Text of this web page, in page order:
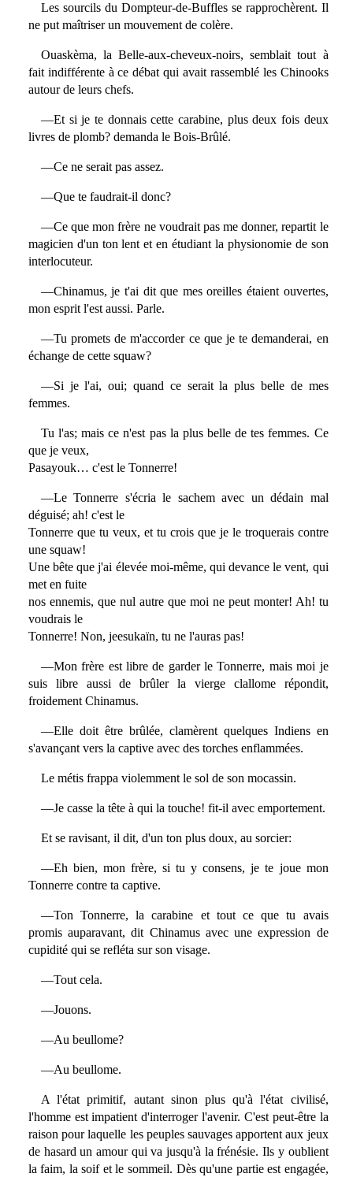
Les sourcils du Dompteur-de-Buffles se rapprochèrent. Il
ne put maîtriser un mouvement de colère.
Ouaskèma, la Belle-aux-cheveux-noirs, semblait tout à
fait indifférente à ce débat qui avait rassemblé les Chinooks
autour de leurs chefs.
—Et si je te donnais cette carabine, plus deux fois deux
livres de plomb? demanda le Bois-Brûlé.
—Ce ne serait pas assez.
—Que te faudrait-il donc?
—Ce que mon frère ne voudrait pas me donner, repartit le
magicien d'un ton lent et en étudiant la physionomie de son
interlocuteur.
—Chinamus, je t'ai dit que mes oreilles étaient ouvertes,
mon esprit l'est aussi. Parle.
—Tu promets de m'accorder ce que je te demanderai, en
échange de cette squaw?
—Si je l'ai, oui; quand ce serait la plus belle de mes
femmes.
Tu l'as; mais ce n'est pas la plus belle de tes femmes. Ce
que je veux,
Pasayouk… c'est le Tonnerre!
—Le Tonnerre s'écria le sachem avec un dédain mal
déguisé; ah! c'est le
Tonnerre que tu veux, et tu crois que je le troquerais contre
une squaw!
Une bête que j'ai élevée moi-même, qui devance le vent, qui
met en fuite
nos ennemis, que nul autre que moi ne peut monter! Ah! tu
voudrais le
Tonnerre! Non, jeesukaïn, tu ne l'auras pas!
—Mon frère est libre de garder le Tonnerre, mais moi je
suis libre aussi de brûler la vierge clallome répondit,
froidement Chinamus.
—Elle doit être brûlée, clamèrent quelques Indiens en
s'avançant vers la captive avec des torches enflammées.
Le métis frappa violemment le sol de son mocassin.
—Je casse la tête à qui la touche! fit-il avec emportement.
Et se ravisant, il dit, d'un ton plus doux, au sorcier:
—Eh bien, mon frère, si tu y consens, je te joue mon
Tonnerre contre ta captive.
—Ton Tonnerre, la carabine et tout ce que tu avais
promis auparavant, dit Chinamus avec une expression de
cupidité qui se refléta sur son visage.
—Tout cela.
—Jouons.
—Au beullome?
—Au beullome.
A l'état primitif, autant sinon plus qu'à l'état civilisé,
l'homme est impatient d'interroger l'avenir. C'est peut-être la
raison pour laquelle les peuples sauvages apportent aux jeux
de hasard un amour qui va jusqu'à la frénésie. Ils y oublient
la faim, la soif et le sommeil. Dès qu'une partie est engagée,